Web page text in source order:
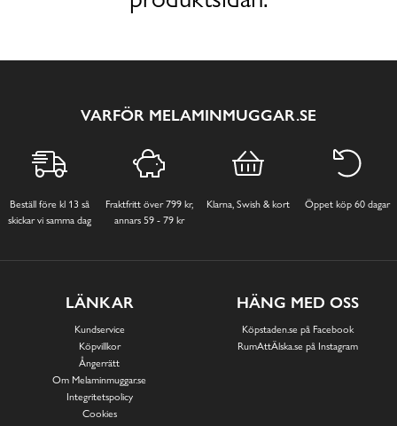
VARFÖR MELAMINMUGGAR.SE
Beställ före kl 13 så
skickar vi samma dag
Fraktfritt över 799 kr,
annars 59 - 79 kr
Klarna, Swish & kort Öppet köp 60 dagar
LÄNKAR
Kundservice
Köpvillkor
Ångerrätt
Om Melaminmuggar.se
Integritetspolicy
Cookies
HÄNG MED OSS
Köpstaden.se på Facebook
RumAttÄlska.se på Instagram